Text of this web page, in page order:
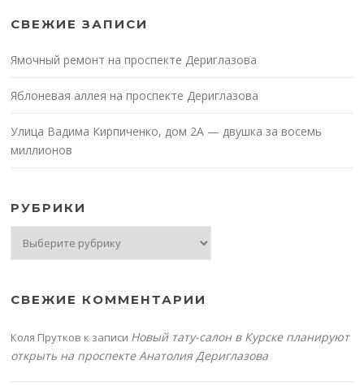
СВЕЖИЕ ЗАПИСИ
Ямочный ремонт на проспекте Дериглазова
Яблоневая аллея на проспекте Дериглазова
Улица Вадима Кирпиченко, дом 2А — двушка за восемь
миллионов
РУБРИКИ
СВЕЖИЕ КОММЕНТАРИИ
Коля Прутков к записи Новый тату-салон в Курске планируют
открыть на проспекте Анатолия Дериглазова